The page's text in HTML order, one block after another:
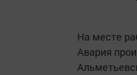
На месте
Авария